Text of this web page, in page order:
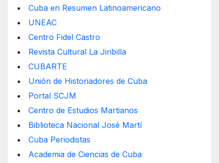
Cuba en Resumen Latinoamericano
UNEAC
Centro Fidel Castro
Revista Cultural La Jiribilla
CUBARTE
Unión de Historiadores de Cuba
Portal SCJM
Centro de Estudios Martianos
Biblioteca Nacional José Martí
Cuba Periodistas
Academia de Ciencias de Cuba